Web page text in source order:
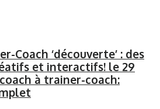
Coach ‘découverte’ : des
et interactifs! le 29
à trainer-coach: